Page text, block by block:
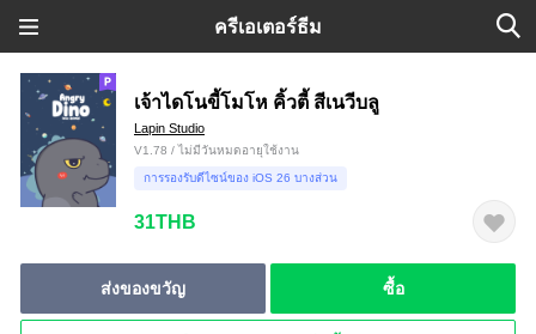
ครีเอเตอร์ธีม
เจ้าไดโนขี้โมโห คิ้วตี้ สีเนวีบลู
Lapin Studio
V1.78 / ไม่มีวันหมดอายุใช้งาน
การรองรับดีไซน์ของ iOS 26 บางส่วน
31THB
ส่งของขวัญ ซื้อ